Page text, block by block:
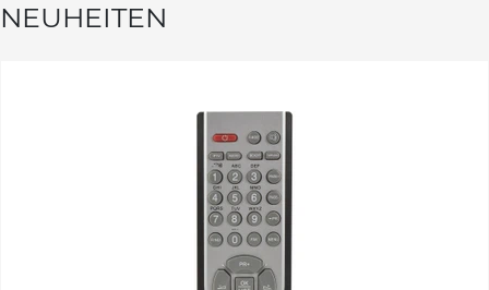
NEUHEITEN